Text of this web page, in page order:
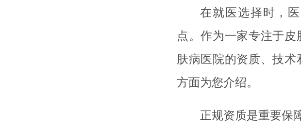
在就医选择时，
点。作为一家专注于
肤病医院的资质、技
方面为您介绍。
正规资质是重要保